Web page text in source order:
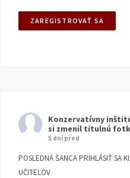
Konzervatívny
si zmenil titulnú
5 dní pred
POSLEDNÁ ŠANCA PRIHLÁSIŤ SA
UČITEĽOV